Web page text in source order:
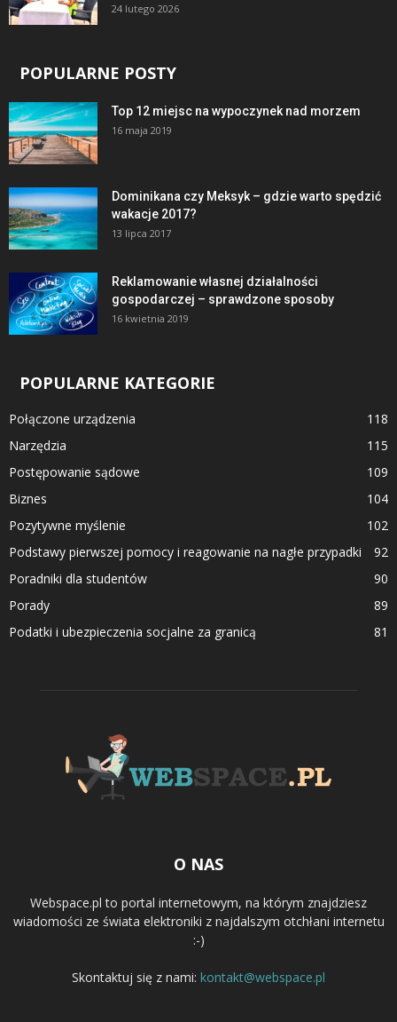
24 lutego 2026
POPULARNE POSTY
Top 12 miejsc na wypoczynek nad morzem
16 maja 2019
Dominikana czy Meksyk – gdzie warto spędzić
wakacje 2017?
13 lipca 2017
Reklamowanie własnej działalności
gospodarczej – sprawdzone sposoby
16 kwietnia 2019
POPULARNE KATEGORIE
Połączone urządzenia
118
Narzędzia
115
Postępowanie sądowe
109
Biznes
104
Pozytywne myślenie
102
Podstawy pierwszej pomocy i reagowanie na nagłe przypadki
92
Poradniki dla studentów
90
Porady
89
Podatki i ubezpieczenia socjalne za granicą
81
O NAS
Webspace.pl to portal internetowym, na którym znajdziesz
wiadomości ze świata elektroniki z najdalszym otchłani internetu
:-)
Skontaktuj się z nami: kontakt@webspace.pl